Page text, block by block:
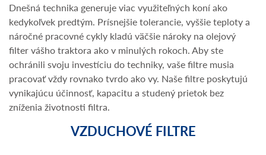
Dnešná technika generuje viac využiteľných koní ako
kedykoľvek predtým. Prísnejšie tolerancie, vyššie teploty a
náročné pracovné cykly kladú väčšie nároky na olejový
filter vášho traktora ako v minulých rokoch. Aby ste
ochránili svoju investíciu do techniky, vaše filtre musia
pracovať vždy rovnako tvrdo ako vy. Naše filtre poskytujú
vynikajúcu účinnosť, kapacitu a studený prietok bez
zníženia životnosti filtra.
VZDUCHOVÉ FILTRE